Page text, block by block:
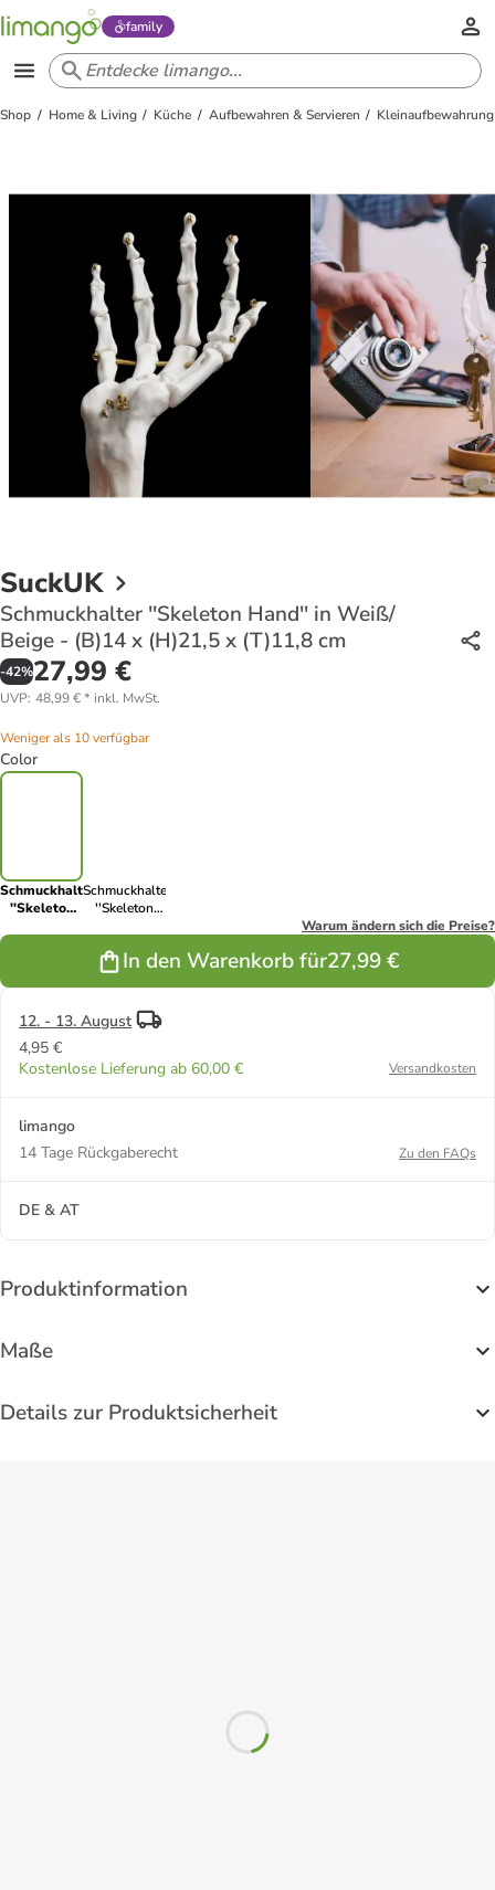
family
Shop Home & Living Küche Aufbewahren & Servieren Kleinaufbewahrung
SuckUK
Schmuckhalter ''Skeleton Hand'' in Weiß/
Beige - (B)14 x (H)21,5 x (T)11,8 cm
-42%27,99 €
UVP: 48,99 €* inkl. MwSt.
Weniger als 10 verfügbar
Color
Schmuckhalter
''Skeleton
Schmuckhalter
''Skeleton
Beige - (B)14
x (H)21,5 x
Warum ändern sich die Preise?
In den Warenkorb für27,99 €
12. - 13. August
4,95 €
Kostenlose Lieferung ab 60,00 €
Versandkosten
limango
14 Tage Rückgaberecht
Zu den FAQs
DE & AT
Produktinformation
Maße
Details zur Produktsicherheit